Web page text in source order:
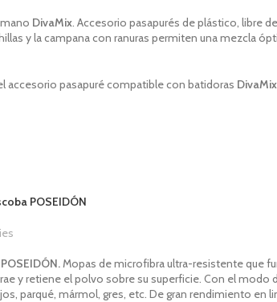
DivaMix . Accesorio pasapurés de plástico, libre
y la campana con ranuras permiten una
accesorio pasapuré compatible con batidoras DivaMix
POSEIDÓN
Mopas de microfibra ultra-resistente que
y retiene el polvo sobre su superficie. Con el
parqué, mármol, gres, etc. De gran rendimiento en